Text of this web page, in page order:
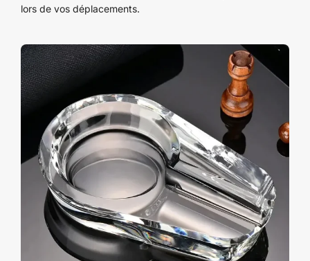
lors de vos déplacements.